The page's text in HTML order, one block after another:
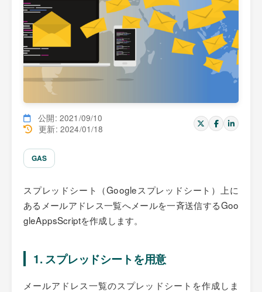
公開: 2021/09/10
更新: 2024/01/18
GAS
スプレッドシート（Googleスプレッドシート）上に
あるメールアドレス一覧へメールを一斉送信するGoo
gleAppsScriptを作成します。
1. スプレッドシートを用意
メールアドレス一覧のスプレッドシートを作成しま